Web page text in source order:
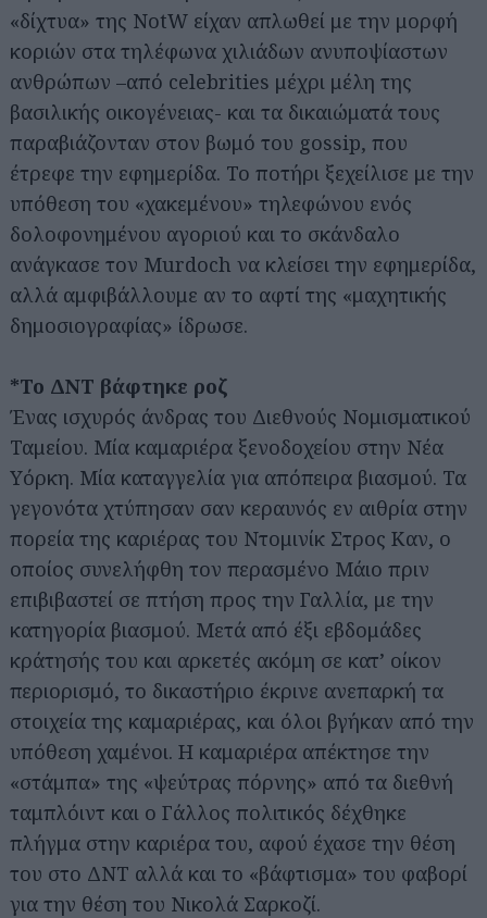
«δίχτυα» της NotW είχαν απλωθεί με την μορφή
κοριών στα τηλέφωνα χιλιάδων ανυποψίαστων
ανθρώπων –από celebrities μέχρι μέλη της
βασιλικής οικογένειας- και τα δικαιώματά τους
παραβιάζονταν στον βωμό του gossip, που
έτρεφε την εφημερίδα. Το ποτήρι ξεχείλισε με την
υπόθεση του «χακεμένου» τηλεφώνου ενός
δολοφονημένου αγοριού και το σκάνδαλο
ανάγκασε τον Murdoch να κλείσει την εφημερίδα,
αλλά αμφιβάλλουμε αν το αφτί της «μαχητικής
δημοσιογραφίας» ίδρωσε.
*Το ΔΝΤ βάφτηκε ροζ
Ένας ισχυρός άνδρας του Διεθνούς Νομισματικού
Ταμείου. Μία καμαριέρα ξενοδοχείου στην Νέα
Υόρκη. Μία καταγγελία για απόπειρα βιασμού. Τα
γεγονότα χτύπησαν σαν κεραυνός εν αιθρία στην
πορεία της καριέρας του Ντομινίκ Στρος Καν, ο
οποίος συνελήφθη τον περασμένο Μάιο πριν
επιβιβαστεί σε πτήση προς την Γαλλία, με την
κατηγορία βιασμού. Μετά από έξι εβδομάδες
κράτησής του και αρκετές ακόμη σε κατ’ οίκον
περιορισμό, το δικαστήριο έκρινε ανεπαρκή τα
στοιχεία της καμαριέρας, και όλοι βγήκαν από την
υπόθεση χαμένοι. Η καμαριέρα απέκτησε την
«στάμπα» της «ψεύτρας πόρνης» από τα διεθνή
ταμπλόιντ και ο Γάλλος πολιτικός δέχθηκε
πλήγμα στην καριέρα του, αφού έχασε την θέση
του στο ΔΝΤ αλλά και το «βάφτισμα» του φαβορί
για την θέση του Νικολά Σαρκοζί.